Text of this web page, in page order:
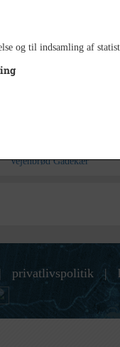
Arkiv
Vejenbrød Gadekær
privatlivspolitik |
og til indsamling af